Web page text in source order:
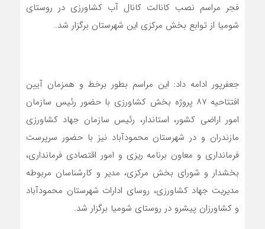
فجر مراسم نصب کانالت کانال آب کشاورزی در روستای
شومیا از توابع بخش مرکزی این شهرستان برگزار شد.
جعفرپور ادامه داد: این مراسم بطور برخط و همزمان آیین
افتتاحیه ۸۷ پروژه بخش کشاورزی با حضور رئیس سازمان
امور اراضی کشور، استاندار، رئیس سازمان جهاد کشاورزی
مازندران و در شهرستان محمودآباد نیز با حضور سرپرست
فرمانداری و معاون برنامه ریزی و امور اقتصادی فرمانداری،
بخشدار و شورای بخش مرکزی، مدیر و کارشناسان مربوطه
مدیریت جهاد کشاورزی، روسای ادارات شهرستان محمودآباد
و کشاورزان پیشرو در روستای شومیا برگزار شد.